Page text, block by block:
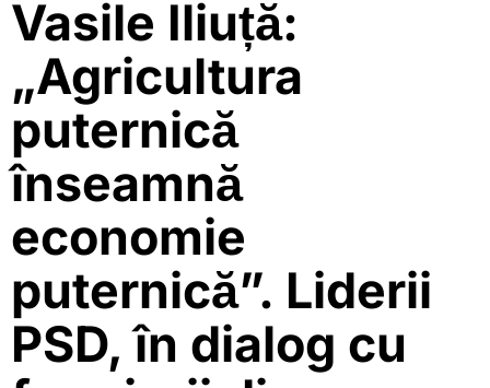
Vasile Iliuță:
„Agricultura
puternică
înseamnă
economie
puternică”. Liderii
PSD, în dialog cu